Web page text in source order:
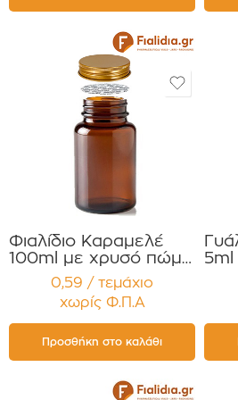
τεμαχίων
Φιαλίδιο Καραμελέ
100ml με χρυσό πώμα
Αλουμ. για Χάπια
,Βιταμίνες
Συμπληρώματα
Διατροφής
Συσκευασία 12
τεμαχίων
0,59 / τεμάχιο
χωρίς Φ.Π.Α
Προσθήκη στο καλάθι
5ml